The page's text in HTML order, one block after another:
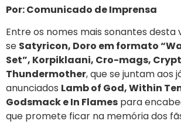
Por: Comunicado de Imprensa
Entre os nomes mais sonantes
se Satyricon, Doro em formato
Set”, Korpiklaani, Cro-mags,
Thundermother, que se juntam aos
anunciados Lamb of God, Within
Godsmack e In Flames para
que promete ficar na memória dos